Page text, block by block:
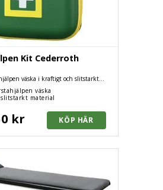
Kit Cederroth
väska i kraftigt och slitstarkt
väska
material
kr